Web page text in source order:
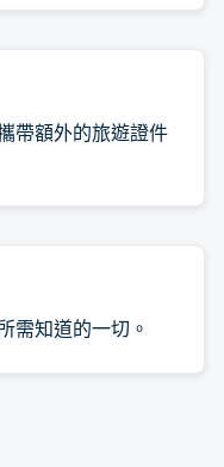
帶額外的旅遊證件
需知道的一切。